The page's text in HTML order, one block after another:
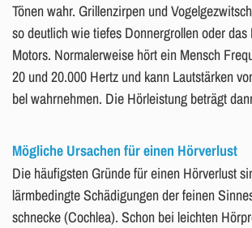
Tönen wahr. Gril­lenzir­pen und
so deut­lich wie tie­fes Don­ner­grol­len oder
Mo­tors. Nor­ma­ler­wei­se hört ein Mensch
20 und 20.000 Hertz und kann Laut­stär­ken
bel wahr­neh­men. Die Hör­leis­tung be­trägt
Mögliche Ursachen für einen Hörverlust
Die häu­figs­ten Grün­de für einen Hör­ver­lust
lärm­bedingte Schä­di­gun­gen der fei­nen
schne­cke (Co­ch­lea). Schon bei leich­ten